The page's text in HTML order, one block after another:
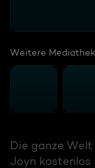
Weitere
Die ganze
Joyn kostenlos